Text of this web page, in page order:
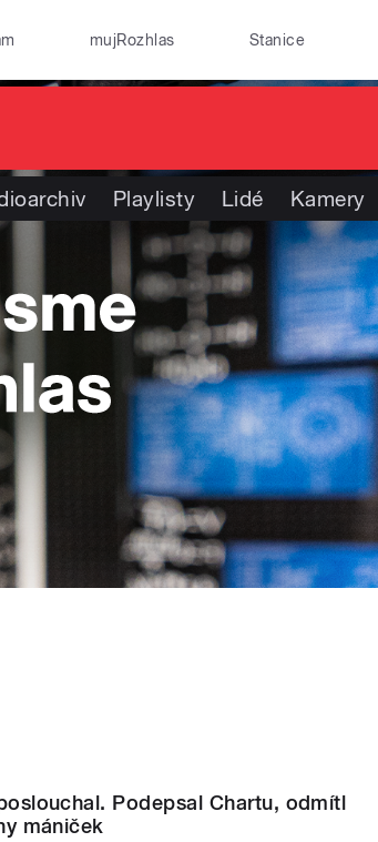
mujRozhlas Stanice
Playlisty Lidé Kamery
Podepsal Chartu, odmítl
mániček